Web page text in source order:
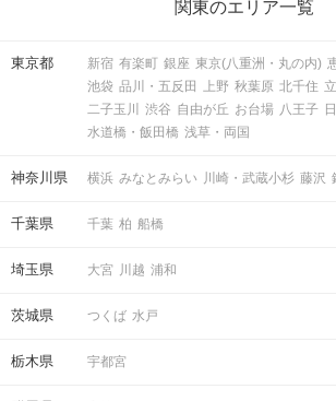
関東のエリア一覧
東京都 新宿 有楽町 銀座 東京(八重洲・丸の内)
池袋 品川・五反田 上野 秋葉原 北千住
二子玉川
渋谷 自由が丘 お台場 八王子
水道橋・飯田橋 浅草・両国
神奈川県 横浜 みなとみらい 川崎・武蔵小杉 藤沢
千葉県 千葉 柏 船橋
埼玉県 大宮 川越 浦和
茨城県 つくば 水戸
栃木県 宇都宮